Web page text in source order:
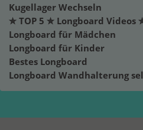
Kugellager Wechseln
✮ TOP 5 ✮ Longboard Videos
Longboard für Mädchen
Longboard für Kinder
Bestes Longboard
Longboard Wandhalterung